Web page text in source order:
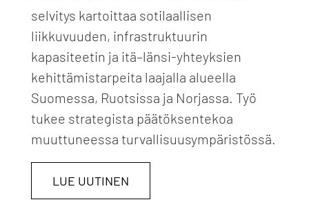
selvitys kartoittaa sotilaallisen
liikkuvuuden, infrastruktuurin
kapasiteetin ja itä–länsi-yhteyksien
kehittämistarpeita laajalla alueella
Suomessa, Ruotsissa ja Norjassa. Työ
tukee strategista päätöksentekoa
muuttuneessa turvallisuusympäristössä.
LUE UUTINEN